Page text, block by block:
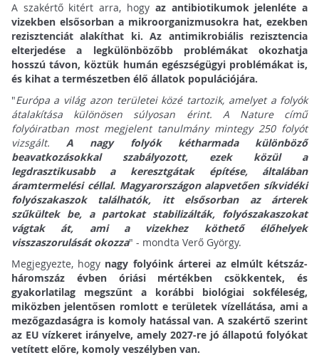
A szakértő kitért arra, hogy az antibiotikumok jelenléte a
vizekben elsősorban a mikroorganizmusokra hat, ezekben
rezisztenciát alakíthat ki. Az antimikrobiális rezisztencia
elterjedése a legkülönbözőbb problémákat okozhatja
hosszú távon, köztük humán egészségügyi problémákat is,
és kihat a természetben élő állatok populációjára.
"Európa a világ azon területei közé tartozik, amelyet a folyók
átalakítása különösen súlyosan érint. A Nature című
folyóiratban most megjelent tanulmány mintegy 250 folyót
vizsgált.A nagy folyók kétharmada különböző
beavatkozásokkal szabályozott, ezek közül a
legdrasztikusabb a keresztgátak építése, általában
áramtermelési céllal. Magyarországon alapvetően síkvidéki
folyószakaszok találhatók, itt elsősorban az árterek
szűkültek be, a partokat stabilizálták, folyószakaszokat
vágtak át, ami a vizekhez köthető élőhelyek
visszaszorulását okozza" - mondta Verő György.
Megjegyezte, hogy nagy folyóink árterei az elmúlt kétszáz-
háromszáz évben óriási mértékben csökkentek, és
gyakorlatilag megszűnt a korábbi biológiai sokféleség,
miközben jelentősen romlott e területek vízellátása, ami a
mezőgazdaságra is komoly hatással van. A szakértő szerint
az EU vízkeret irányelve, amely 2027-re jó állapotú folyókat
vetített előre, komoly veszélyben van.